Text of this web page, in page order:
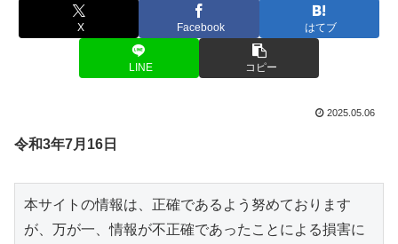
X Facebook はてブ
LINE コピー
2025.05.06
令和3年7月16日
本サイトの情報は、正確であるよう努めております
が、万が一、情報が不正確であったことによる損害に